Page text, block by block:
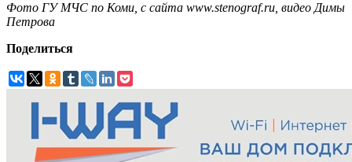
Фото ГУ МЧС по Коми, с сайта www.stenograf.ru, видео Димы
Петрова
Поделиться